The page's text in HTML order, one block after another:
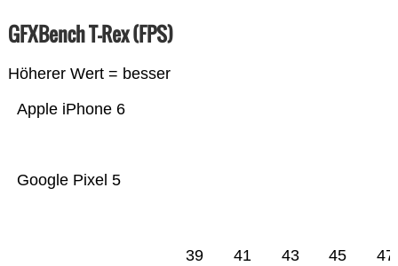
GFXBench T-Rex (FPS)
Höherer Wert = besser
Google Pixel 5
Apple iPhone 6
39 41 43 45 47